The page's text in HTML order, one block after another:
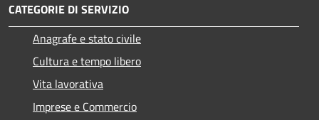
CATEGORIE DI SERVIZIO
Anagrafe e stato civile
Cultura e tempo libero
Vita lavorativa
Imprese e Commercio